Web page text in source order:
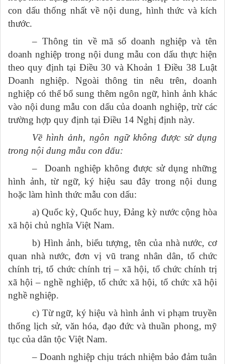
con dấu thống nhất về nội dung, hình thức và kích
thước.
– Thông tin về mã số doanh nghiệp và tên
doanh nghiệp trong nội dung mẫu con dấu thực hiện
theo quy định tại Điều 30 và Khoản 1 Điều 38 Luật
Doanh nghiệp. Ngoài thông tin nêu trên, doanh
nghiệp có thể bổ sung thêm ngôn ngữ, hình ảnh khác
vào nội dung mẫu con dấu của doanh nghiệp, trừ các
trường hợp quy định tại Điều 14 Nghị định này.
Về hình ảnh, ngôn ngữ không được sử dụng
trong nội dung mẫu con dấu:
– Doanh nghiệp không được sử dụng những
hình ảnh, từ ngữ, ký hiệu sau đây trong nội dung
hoặc làm hình thức mẫu con dấu:
a) Quốc kỳ, Quốc huy, Đảng kỳ nước cộng hòa
xã hội chủ nghĩa Việt Nam.
b) Hình ảnh, biểu tượng, tên của nhà nước, cơ
quan nhà nước, đơn vị vũ trang nhân dân, tổ chức
chính trị, tổ chức chính trị – xã hội, tổ chức chính trị
xã hội – nghề nghiệp, tổ chức xã hội, tổ chức xã hội
nghề nghiệp.
c) Từ ngữ, ký hiệu và hình ảnh vi phạm truyền
thống lịch sử, văn hóa, đạo đức và thuần phong, mỹ
tục của dân tộc Việt Nam.
– Doanh nghiệp chịu trách nhiệm bảo đảm tuân